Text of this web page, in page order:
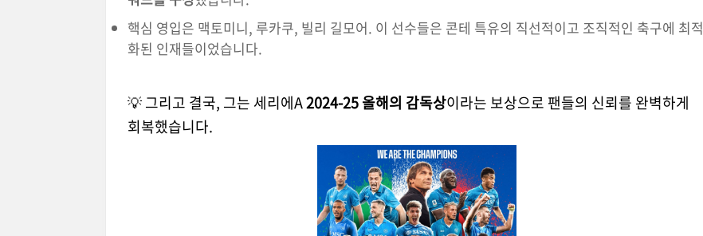
핵심 영입은 맥토미니, 루카쿠, 빌리 길모어. 이 선수들은 콘테 특유의 직선적이고 조직적인 축구에 최적
화된 인재들이었습니다.
💡 그리고 결국, 그는 세리에A2024-25 올해의 감독상이라는 보상으로 팬들의 신뢰를 완벽하게
회복했습니다.